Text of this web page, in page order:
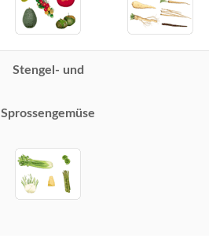
Stengel- und
Sprossengemüse